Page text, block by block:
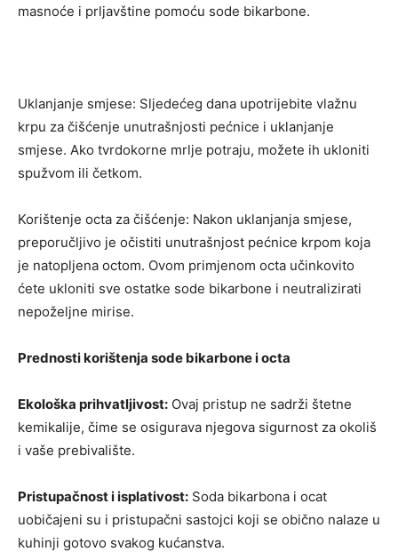
masnoće i prljavštine pomoću sode bikarbone.
Uklanjanje smjese: Sljedećeg dana upotrijebite vlažnu
krpu za čišćenje unutrašnjosti pećnice i uklanjanje
smjese. Ako tvrdokorne mrlje potraju, možete ih ukloniti
spužvom ili četkom.
Korištenje octa za čišćenje: Nakon uklanjanja smjese,
preporučljivo je očistiti unutrašnjost pećnice krpom koja
je natopljena octom. Ovom primjenom octa učinkovito
ćete ukloniti sve ostatke sode bikarbone i neutralizirati
nepoželjne mirise.
Prednosti korištenja sode bikarbone i octa
Ekološka prihvatljivost: Ovaj pristup ne sadrži štetne
kemikalije, čime se osigurava njegova sigurnost za okoliš
i vaše prebivalište.
Pristupačnost i isplativost: Soda bikarbona i ocat
uobičajeni su i pristupačni sastojci koji se obično nalaze u
kuhinji gotovo svakog kućanstva.